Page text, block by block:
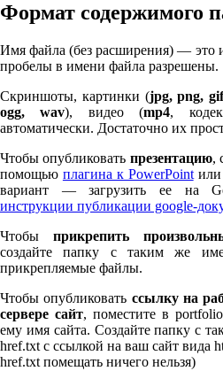
Формат содержимого
Имя файла (без расширения) — это
пробелы в имени файла разрешены.
Скриншоты, картинки (jpg, png, gif
ogg, wav), видео (mp4,
автоматически. Достаточно их
Чтобы опубликовать презентацию,
помощью плагина к Pow­er­Pointили
вариант — загрузить ее на
инструкции публикации google-
Чтобыприкрепить
создайте папку с таким же
прикрепляемые файлы.
Чтобы опубликовать ссылку на
сервере сайт, поместите в
ему имя сайта. Создайте папку с
href.txt с ссылкой на ваш сайт вида
href.txt помещать ничего нельзя)